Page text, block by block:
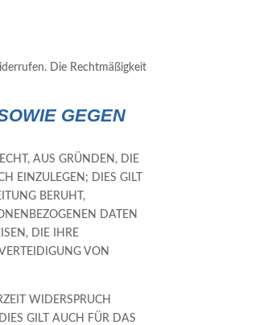
Die Rechtmäßigkeit
GEGEN
AUS GRÜNDEN, DIE
EINZULEGEN; DIES GILT
BERUHT,
DATEN
DIE IHRE
VON
WIDERSPRUCH
GILT AUCH FÜR DAS